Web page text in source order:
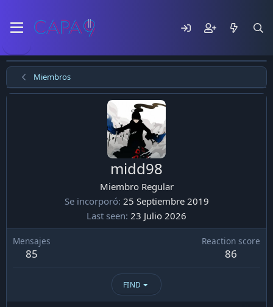
Miembros
midd98
Miembro Regular
Se incorporó 25 Septiembre 2019
Last seen 23 Julio 2026
Mensajes
85
Reaction score
86
FIND